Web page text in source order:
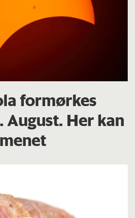
formørkes
August. Her kan